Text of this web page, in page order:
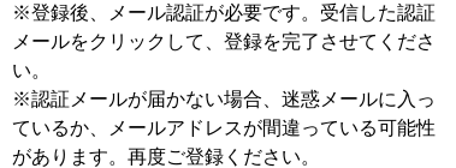
※登録後、メール認証が必要です。受信した認証
メールをクリックして、登録を完了させてくださ
い。
※認証メールが届かない場合、迷惑メールに入っ
ているか、メールアドレスが間違っている可能性
があります。再度ご登録ください。